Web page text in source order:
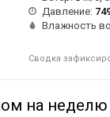
Давление:
Влажность
Сводка
на неделю